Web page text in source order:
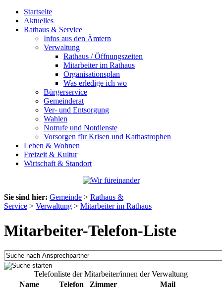
Startseite
Aktuelles
Rathaus & Service
Infos aus den Ämtern
Verwaltung
Rathaus / Öffnungszeiten
Mitarbeiter im Rathaus
Organisationsplan
Was erledige ich wo
Bürgerservice
Gemeinderat
Ver- und Entsorgung
Wahlen
Notrufe und Notdienste
Vorsorgen für Krisen und Kathastrophen
Leben & Wohnen
Freizeit & Kultur
Wirtschaft & Standort
Sie sind hier: Gemeinde > Rathaus &
Service > Verwaltung > Mitarbeiter im Rathaus
Mitarbeiter-Telefon-Liste
Telefonliste der Mitarbeiter/innen der Verwaltung
Name
Telefon Zimmer
Mail